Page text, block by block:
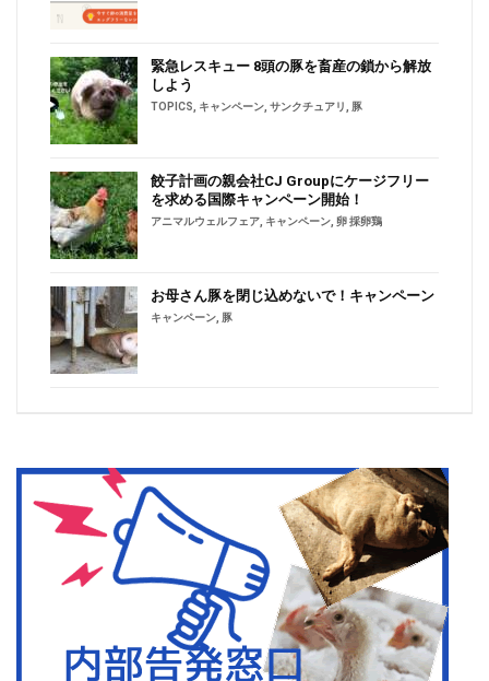
緊急レスキュー 8頭の豚を畜産の鎖から解放
しよう
TOPICS キャンペーン サンクチュアリ 豚
餃子計画の親会社CJ Groupにケージフリー
を求める国際キャンペーン開始！
アニマルウェルフェア キャンペーン 卵 採卵鶏
お母さん豚を閉じ込めないで！キャンペーン
キャンペーン 豚